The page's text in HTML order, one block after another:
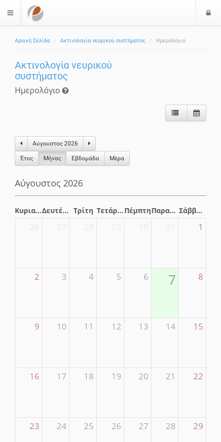
$langMenu
Αρχική Σελίδα Ακτινολογία νευρικού συστήματος Ημερολόγιο
Ακτινολογία νευρικού
συστήματος
Ημερολόγιο
Αύγουστος 2026
Έτος Μήνας Eβδομάδα Μέρα
Αύγουστος 2026
Κυριακή Δευτέρα Τρίτη Τετάρτη Πέμπτη Παρασκευή Σάββατο
26 1
2 3 4 5 6 7 8
9 10 11 12 13 14 15
16 17 18 19 20 21 22
23 24 25 26 27 28 29